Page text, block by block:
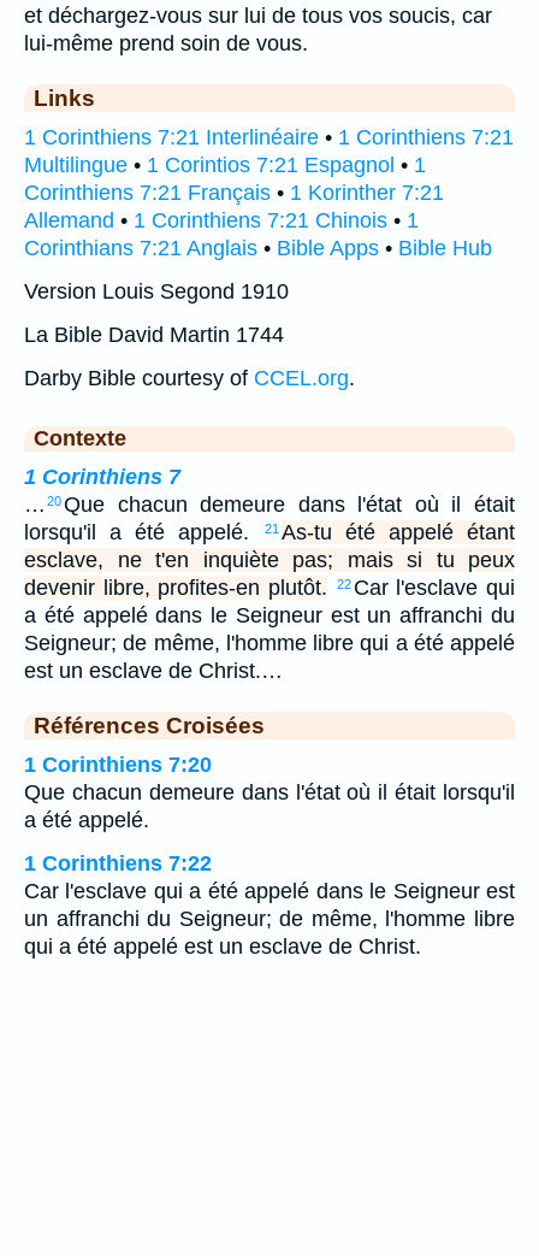
et déchargez-vous sur lui de tous vos soucis, car
lui-même prend soin de vous.
Links
1 Corinthiens 7:21 Interlinéaire • 1 Corinthiens 7:21
Multilingue • 1 Corintios 7:21 Espagnol • 1
Corinthiens 7:21 Français • 1 Korinther 7:21
Allemand • 1 Corinthiens 7:21 Chinois • 1
Corinthians 7:21 Anglais • Bible Apps • Bible Hub
Version Louis Segond 1910
La Bible David Martin 1744
Darby Bible courtesy of CCEL.org.
Contexte
1 Corinthiens 7
… 20Que chacun demeure dans l'état où il était
lorsqu'il a été appelé.
21 As-tu été appelé étant
esclave, ne t'en inquiète pas; mais si tu peux
devenir libre, profites-en plutôt.
22 Car l'esclave qui
a été appelé dans le Seigneur est un affranchi du
Seigneur; de même, l'homme libre qui a été appelé
est un esclave de Christ.…
Références Croisées
1 Corinthiens 7:20
Que chacun demeure dans l'état où il était lorsqu'il
a été appelé.
1 Corinthiens 7:22
Car l'esclave qui a été appelé dans le Seigneur est
un affranchi du Seigneur; de même, l'homme libre
qui a été appelé est un esclave de Christ.